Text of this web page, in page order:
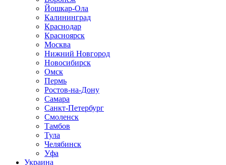
Йошкар-Ола
Калининград
Краснодар
Красноярск
Москва
Нижний Новгород
Новосибирск
Омск
Пермь
Ростов-на-Дону
Самара
Санкт-Петербург
Смоленск
Тамбов
Тула
Челябинск
Уфа
Украина